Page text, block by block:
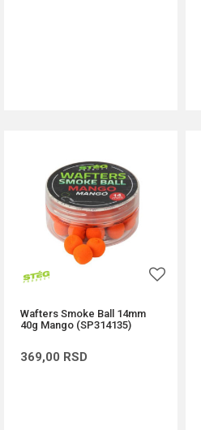
Wafters Smoke Ball 14mm
40g Mango (SP314135)
369,00 RSD